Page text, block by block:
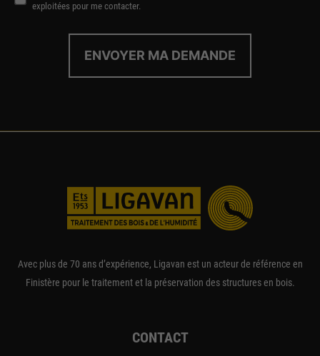
exploitées pour me contacter.
Avec plus de 70 ans d’expérience, Ligavan est un acteur de référence en
Finistère pour le traitement et la préservation des structures en bois.
CONTACT